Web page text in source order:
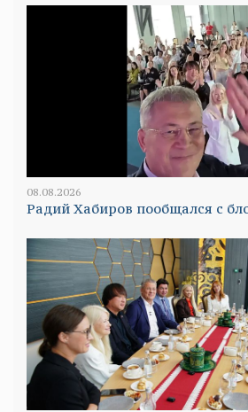
08.08.2026
Радий Хабиров пообщался с